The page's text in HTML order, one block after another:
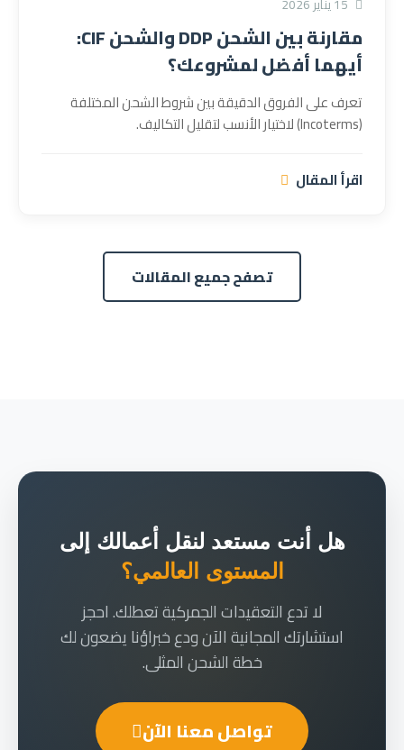
مقارنة بين الشحن DDP والشحن CIF:
أيهما أفضل لمشروعك؟
تعرف على الفروق الدقيقة بين شروط الشحن المختلفة
(Incoterms) لاختيار الأنسب لتقليل التكاليف.
اقرأ المقال
تصفح جميع المقالات
هل أنت مستعد لنقل أعمالك إلى
المستوى العالمي؟
لا تدع التعقيدات الجمركية تعطلك. احجز
استشارتك المجانية الآن ودع خبراؤنا يضعون لك
خطة الشحن المثلى.
تواصل معنا الآن